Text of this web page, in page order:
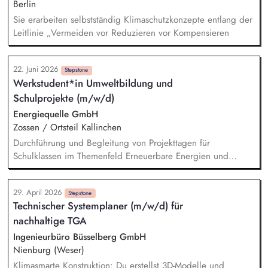
Berlin
Sie erarbeiten selbstständig Klimaschutzkonzepte entlang der
Leitlinie „Vermeiden vor Reduzieren vor Kompensieren
22. Juni 2026 Stepstone
Werkstudent*in Umweltbildung und
Schulprojekte (m/w/d)
Energiequelle GmbH
Zossen / Ortsteil Kallinchen
Durchführung und Begleitung von Projekttagen für
Schulklassen im Themenfeld Erneuerbare Energien und
Klimawandel Vermittlung von Inhalten durch Präsentationen,
spielerische Übungen und einfache Experimente Betreuung
von Besuchergruppen sowie Durchführung von Führungen in
Windenergieanlagen (ohne Aufstieg) Sicherstellung eines
reibungslosen Ablaufs inkl. Vor- und Nachbereitung der
Programminhalte Mitgestaltung eines positiven und
nachhaltigen Lernerlebnisses gemeinsam mit dem Team vor
Ort Erstellung von Content für Social Media zur Begleitung
29. April 2026 Stepstone
Technischer Systemplaner (m/w/d) für
nachhaltige TGA
Ingenieurbüro Büsselberg GmbH
Nienburg (Weser)